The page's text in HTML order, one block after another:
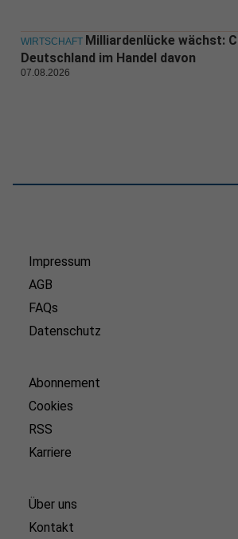
WIRTSCHAFT Milliardenlücke wächst:
Deutschland im Handel davon
07.08.2026
Impressum
AGB
FAQs
Datenschutz
Abonnement
Cookies
RSS
Karriere
Über uns
Kontakt